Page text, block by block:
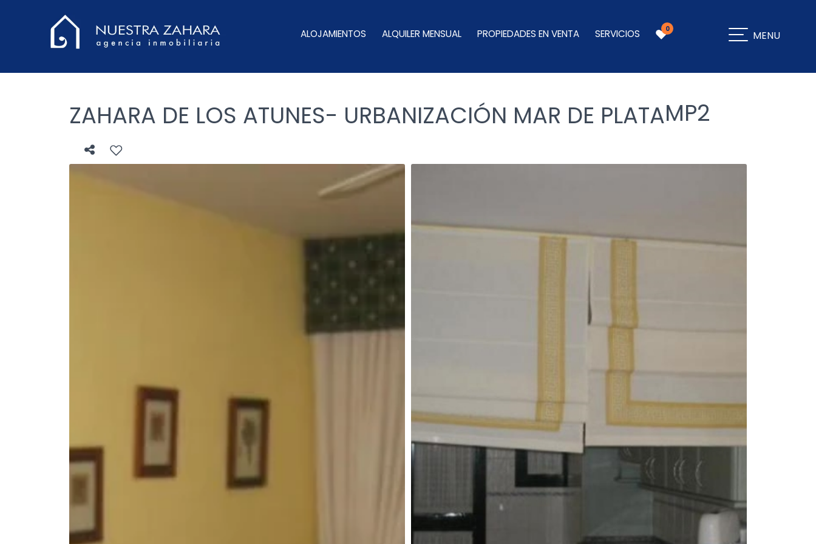
ALOJAMIENTOS ALQUILER MENSUAL PROPIEDADES EN VENTA SERVICIOS 0 MENU
ZAHARA DE LOS ATUNES- URBANIZACIÓN MAR DE PLATAMP2